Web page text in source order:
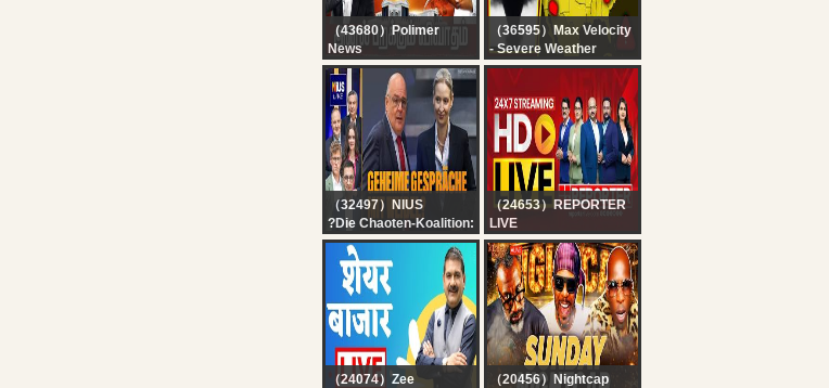
（43680）Polimer
News
?LIVE: TN Assembly
2026 | CM Vijay | TVK |
DMK | Udhayanidhi
Stalin | EPS |
Premalatha
Vijayakanth
（36595）Max Velocity
- Severe Weather
Center
TORNADO ON THE
GROUND IN ILLINOIS -
With LIVE Storm
Chasers...
（32497）NIUS
?Die Chaoten-Koalition:
Steuerreform tot!
Rentenreform tot!
Kanzler erledigt? I NIUS
Live, 10.08.26
（24653）REPORTER
LIVE
24x7 Reporter Live TV |
Kerala Rain Alert Live |
HD Streaming | Latest
Malayalam News |
Reporter
（24074）Zee
（20456）Nightcap